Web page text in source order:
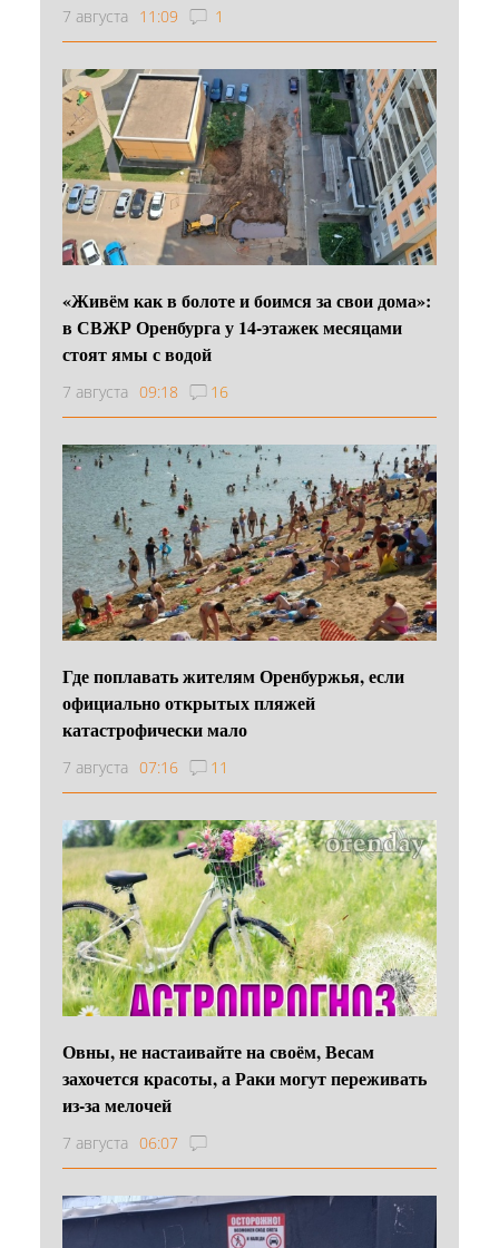
7 августа 11:09 1
«Живём как в болоте и боимся за свои дома»:
в СВЖР Оренбурга у 14-этажек месяцами
стоят ямы с водой
7 августа 09:18 16
Где поплавать жителям Оренбуржья, если
официально открытых пляжей
катастрофически мало
7 августа 07:16 11
Овны, не настаивайте на своём, Весам
захочется красоты, а Раки могут переживать
из-за мелочей
7 августа 06:07